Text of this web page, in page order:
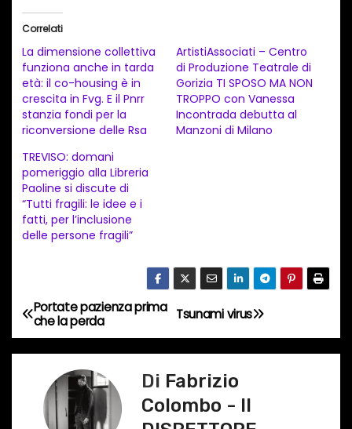
a
m
e
n
t
o
i
n
c
s
o
…
Correlati
La dimensione collettiva
funziona anche in tarda
età: il co-housing è in
crescita in Fvg. E il Pnrr
stanzia fondi per la
riconversione delle Rsa
ArtistiAssociati – Centro
di Produzione Teatrale di
Gorizia TI SPOSO MA NON
TROPPO con Vanessa
Incontrada debutta al
Manzoni di Milano
TREVISO: domani
pomeriggio alla Libreria
Paoline si discute di
“Tutti fragili: le idee e i
fatti, per l’inclusione
delle persone fragili”
N
a
Tsunami virus
Portate pazienza prima
che la perda
Di Fabrizio
Colombo - Il